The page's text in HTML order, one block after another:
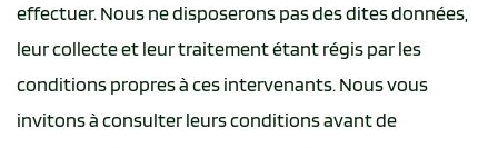
effectuer. Nous ne disposerons pas des dites données,
leur collecte et leur traitement étant régis par les
conditions propres à ces intervenants. Nous vous
invitons à consulter leurs conditions avant de